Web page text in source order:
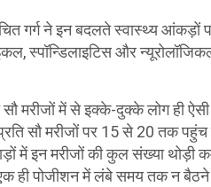
गर्ग ने इन बदलते स्वास्थ्य आंकड़ों
स्पॉन्डिलाइटिस और
सौ मरीजों में से इक्के-दुक्के लोग ही
सौ मरीजों पर 15 से 20 तक पहुंच
में इन मरीजों की कुल संख्या थोड़ी
ही पोजीशन में लंबे समय तक न